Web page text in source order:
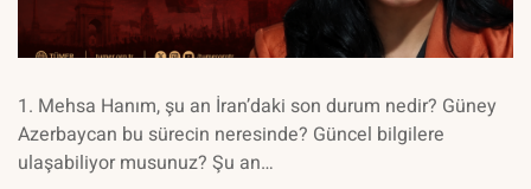
1. Mehsa Hanım, şu an İran’daki son durum nedir? Güney
Azerbaycan bu sürecin neresinde? Güncel bilgilere
ulaşabiliyor musunuz? Şu an…